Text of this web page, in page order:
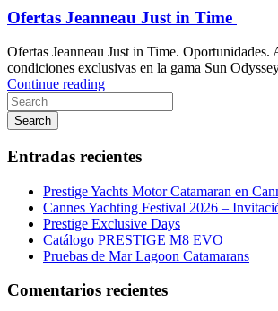
Ofertas Jeanneau Just in Time
Ofertas Jeanneau Just in Time. Oportunidades.
condiciones exclusivas en la gama Sun
Continue reading
Search
Entradas recientes
Prestige Yachts Motor Catamaran en
Cannes Yachting Festival 2026 –
Prestige Exclusive Days
Catálogo PRESTIGE M8 EVO
Pruebas de Mar Lagoon Catamarans
Comentarios recientes